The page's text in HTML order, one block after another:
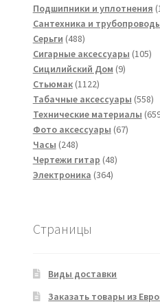
товаров
Подшипники и уплотнения
Сантехника и
Серьги 488488
товаров
Сигарные аксессуары 105105
Сицилийский Дом 99
Стьюмак 11221122
товара
Табачные аксессуары 558558
Технические материалы
Фото аксессуары 6767
Часы 248248
товаров
Чертежи гитар 4848
Электроника 364364
Страницы
Виды доставки
Заказать товары из